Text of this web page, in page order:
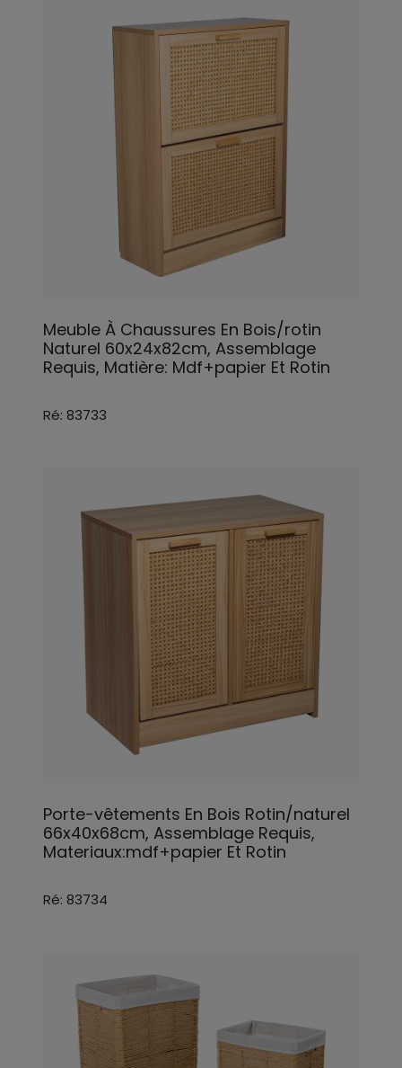
Meuble À Chaussures En Bois/rotin
Naturel 60x24x82cm, Assemblage
Requis, Matière: Mdf+papier Et Rotin
Ré: 83733
Porte-vêtements En Bois Rotin/naturel
66x40x68cm, Assemblage Requis,
Materiaux:mdf+papier Et Rotin
Ré: 83734